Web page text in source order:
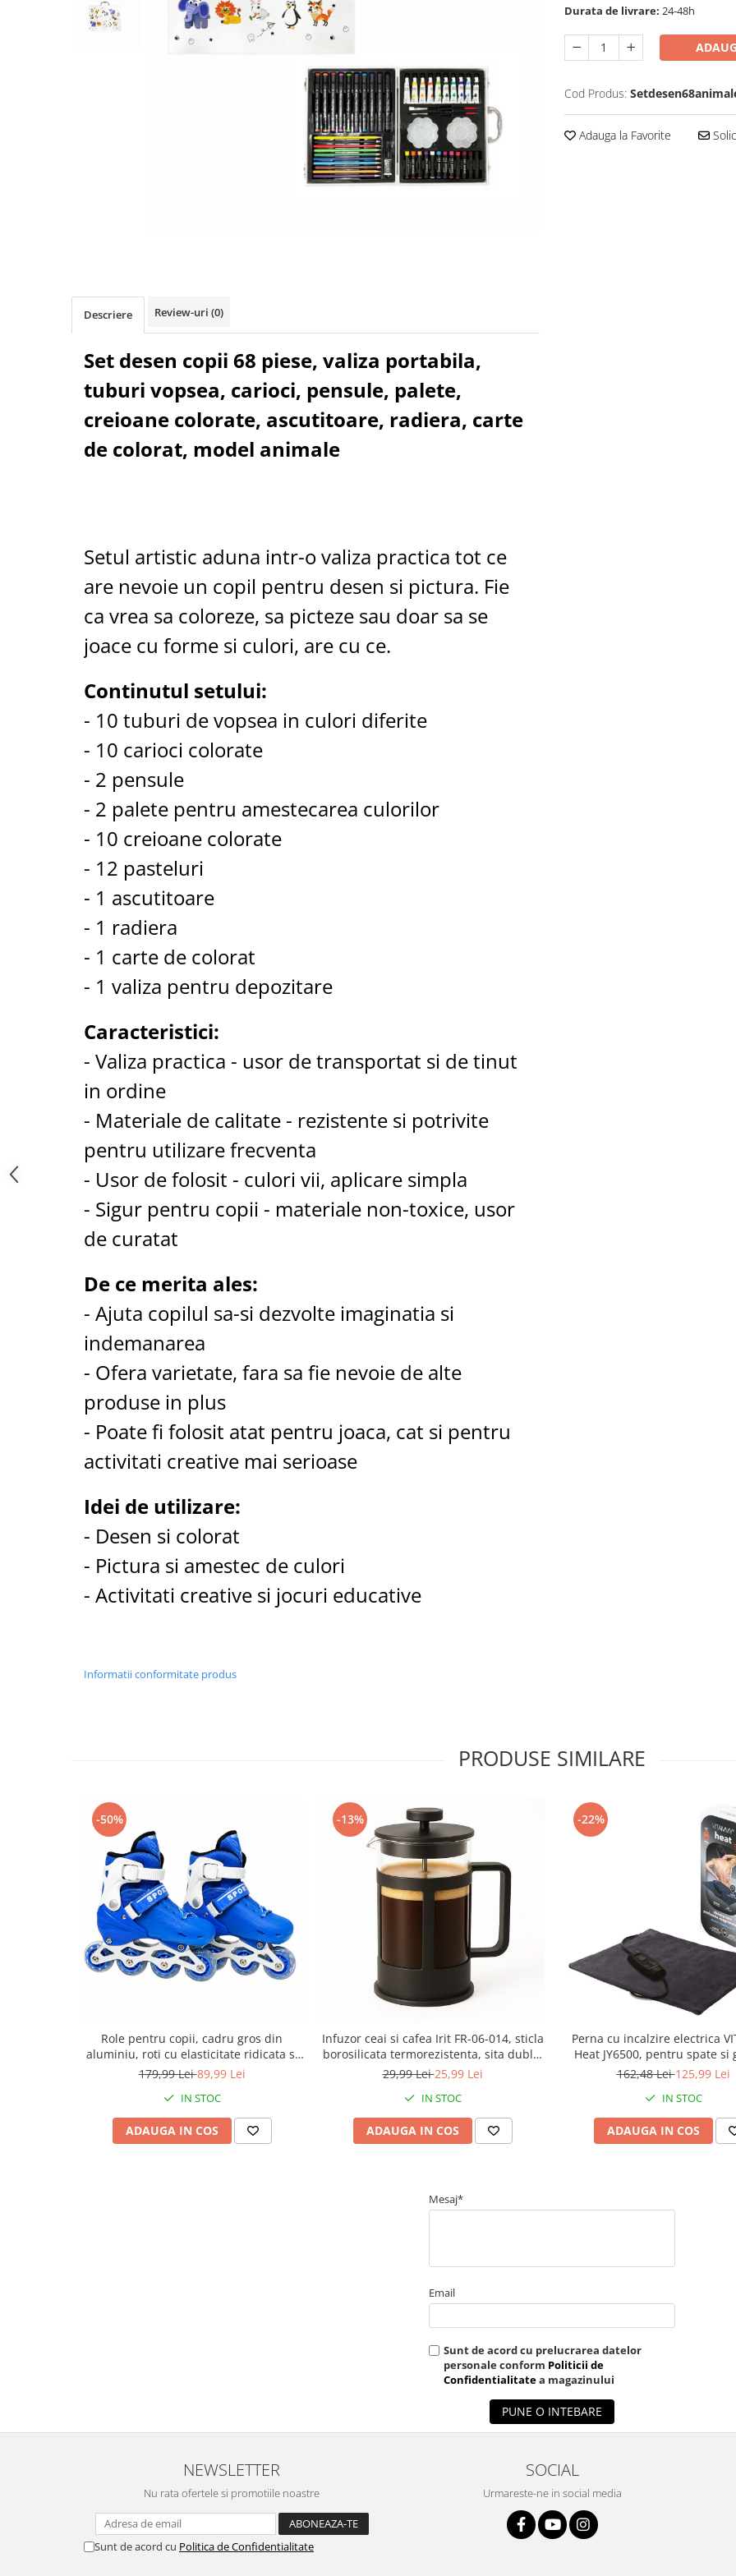
Pulsoximetre de deget
Ingrijire personala & cosmetice
Ingrijire personala
Cantare corporale
Ingrjire faciala
Manichiura-pedichiura
Tratamente ingrjire corp
Accesorii si rezerve
Ondulatoare si placi de par
Uscatoare si perii electrice
Perii electrice
Articole ingrijire copii
Incalzitoare si sterilizatoare
Electrocasnice & climatizare
Purificatoare
Incalzitoare corporale
Electrocasnice mici
Suplimente nutritive
Tablete energizante
Alte suplimente nutritive
Uniforme si saboti medicali
Saboti medicali
Durata de livrare: 24-48h
Cod Produs:
Adauga la Favorite
Descriere Review-uri (0)
Set desen copii 68 piese, valiza portabila,
tuburi vopsea, carioci, pensule, palete,
creioane colorate, ascutitoare, radiera, carte
de colorat, model animale
Setul artistic aduna intr-o valiza practica tot ce
are nevoie un copil pentru desen si pictura. Fie
ca vrea sa coloreze, sa picteze sau doar sa se
joace cu forme si culori, are cu ce.
Continutul setului:
- 10 tuburi de vopsea in culori diferite
- 10 carioci colorate
- 2 pensule
- 2 palete pentru amestecarea culorilor
- 10 creioane colorate
- 12 pasteluri
- 1 ascutitoare
- 1 radiera
- 1 carte de colorat
- 1 valiza pentru depozitare
Caracteristici:
- Valiza practica - usor de transportat si de tinut
in ordine
- Materiale de calitate - rezistente si potrivite
pentru utilizare frecventa
- Usor de folosit - culori vii, aplicare simpla
- Sigur pentru copii - materiale non-toxice, usor
de curatat
De ce merita ales:
- Ajuta copilul sa-si dezvolte imaginatia si
indemanarea
- Ofera varietate, fara sa fie nevoie de alte
produse in plus
- Poate fi folosit atat pentru joaca, cat si pentru
activitati creative mai serioase
Idei de utilizare:
- Desen si colorat
- Pictura si amestec de culori
- Activitati creative si jocuri educative
Informatii conformitate produs
PRODUSE SIMILARE
-50%
Role pentru copii, cadru gros din
aluminiu, roti cu elasticitate ridicata si
rezistenta la uzura, marime reglabila
Albastru
179,99 Lei89,99 Lei
IN STOC
ADAUGA IN COS
-13%
Infuzor ceai si cafea Irit FR-06-014, sticla
borosilicata termorezistenta, sita dubla,
0.6 L, 9 x 16.8 cm
29,99 Lei25,99 Lei
IN STOC
ADAUGA IN COS
-22%
Perna cu incalzire electrica
Heat JY6500, pentru spate si
inchis
162,48 Lei125,99 Lei
IN STOC
ADAUGA IN COS
Mesaj*
Email
Sunt de acord cu prelucrarea datelor
personale conform Politicii de
Confidentialitatea magazinului
PUNE O INTEBARE
NEWSLETTER
Nu rata ofertele si promotiile noastre
Sunt de acord cu Politica de Confidentialitate
SOCIAL
Urmareste-ne in social media